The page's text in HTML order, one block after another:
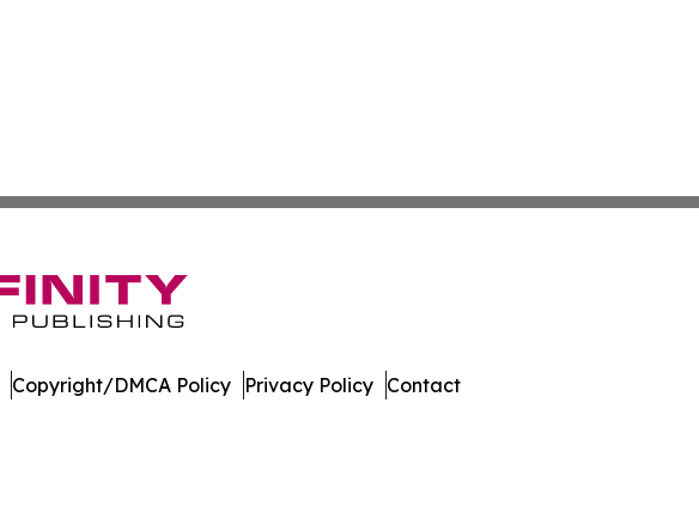
Copyright/DMCA Policy Privacy Policy Contact